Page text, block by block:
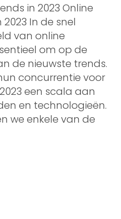
in 2023 Online
In de snel
van online
om op de
de nieuwste trends.
concurrentie voor
een scala aan
en technologieën.
we enkele van de